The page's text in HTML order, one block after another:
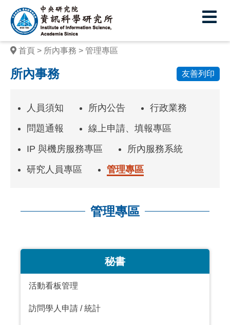
中
央
研
究
院
學
研
所
首頁 所內事務 管理專區
所內事務 友善列印
人員須知 所內公告
行政業務
問題通報
線上申請、填報專區
IP 與機房服務專區
所內服務系統
研究人員專區
管理專區
管理專區
秘書
活動看板管理
訪問學人申請 /統計